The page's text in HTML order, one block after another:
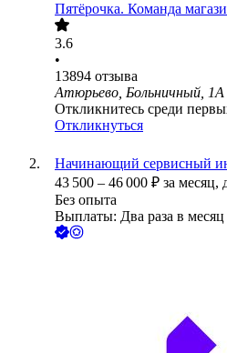
Пятёрочка. Команда
3.6
•
13894 отзыва
Атюрьево, Больничный, 1А
Откликнитесь среди
Откликнуться
Начинающий сервисный
43 500 – 46 000 ₽ за месяц,
Без опыта
Выплаты: Два раза в месяц